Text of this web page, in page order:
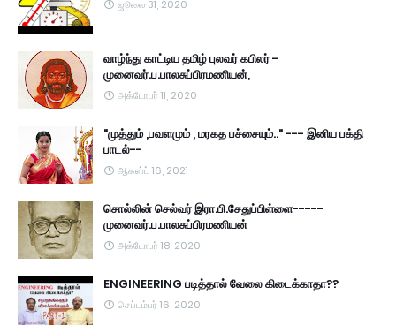
ஜூலை 31, 2020
வாழ்ந்து காட்டிய தமிழ் புலவர் கபிலர் -
முனைவர்.ப.பாலசுப்பிரமணியன்,
அக்டோபர் 11, 2020
"முத்தும் ,பவளமும் , மரகத பச்சையும்.." --- இனிய பக்தி
பாடல்--
ஆகஸ்ட் 16, 2021
சொல்லின் செல்வர் இரா.பி.சேதுப்பிள்ளை-----
முனைவர்.ப.பாலசுப்பிரமணியன்
அக்டோபர் 18, 2020
ENGINEERING படித்தால் வேலை கிடைக்காதா??
செப்டம்பர் 16, 2020